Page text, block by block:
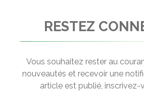
Près de 700 km sur une charge avec le
← Revenir aux actualités
RESTEZ
Vous souhaitez rester au
nouveautés et recevoir une
article est publié, inscrivez-